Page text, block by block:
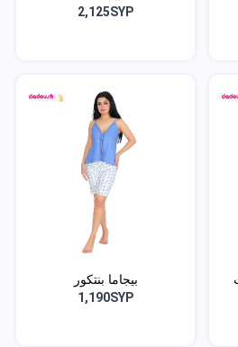
2,125SYP
بيجاما بنتكور
1,190SYP